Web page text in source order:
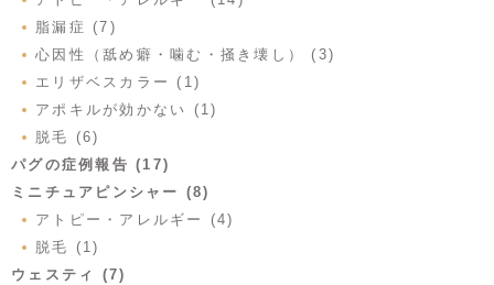
脂漏症 (7)
心因性（舐め癖・噛む・掻き壊し） (3)
エリザベスカラー (1)
アポキルが効かない (1)
脱毛 (6)
パグの症例報告 (17)
ミニチュアピンシャー (8)
アトピー・アレルギー (4)
脱毛 (1)
ウェスティ (7)